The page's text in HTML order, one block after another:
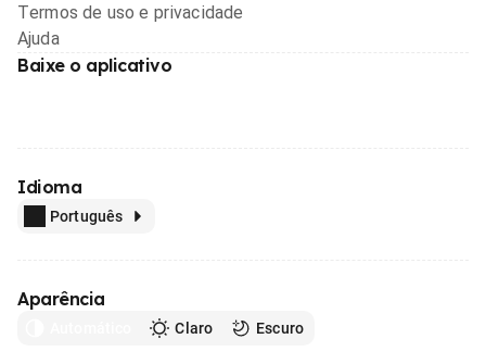
Termos de uso e privacidade
Ajuda
Baixe o aplicativo
Idioma
Português
Aparência
Claro Escuro